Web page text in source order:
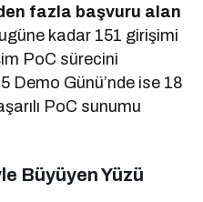
fazla başvuru alan
kadar 151 girişimi
PoC sürecini
Demo Günü’nde ise 18
PoC sunumu
Büyüyen Yüzü